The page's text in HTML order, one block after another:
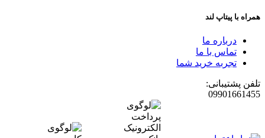
همراه با پیتاپ لند
درباره ما
تماس با ما
تجربه خرید شما
تلفن پشتیبانی:
09901661455